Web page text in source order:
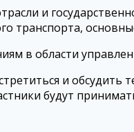
и
транспорта,
в области
и обсудить
будут